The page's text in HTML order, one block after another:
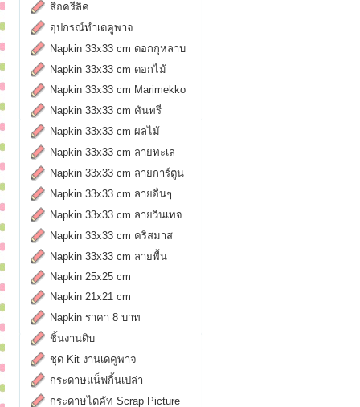
สีอครีลิค
อุปกรณ์ทำเดคูพาจ
Napkin 33x33 cm ดอกกุหลาบ
Napkin 33x33 cm ดอกไม้
Napkin 33x33 cm Marimekko
Napkin 33x33 cm คันทรี่
Napkin 33x33 cm ผลไม้
Napkin 33x33 cm ลายทะเล
Napkin 33x33 cm ลายการ์ตูน
Napkin 33x33 cm ลายอื่นๆ
Napkin 33x33 cm ลายวินเทจ
Napkin 33x33 cm คริสมาส
Napkin 33x33 cm ลายพื้น
Napkin 25x25 cm
Napkin 21x21 cm
Napkin ราคา 8 บาท
ชิ้นงานดิบ
ชุด Kit งานเดคูพาจ
กระดาษแน็ฟกิ้นเปล่า
กระดาษไดคัท Scrap Picture